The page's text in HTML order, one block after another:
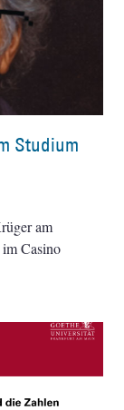
Studium
am
Casino